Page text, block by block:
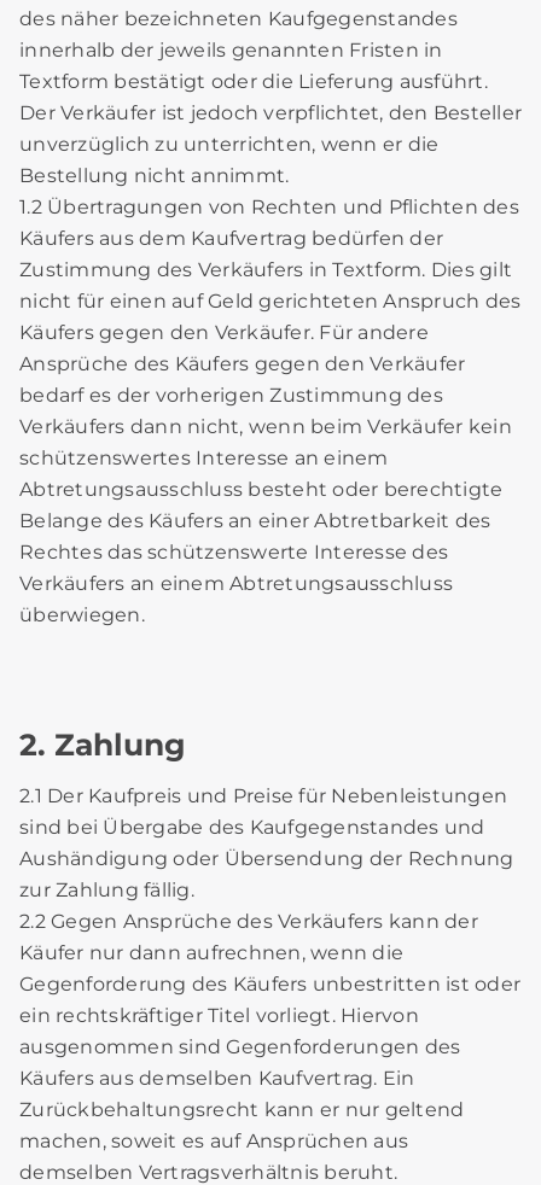
des näher bezeichneten Kaufgegenstandes
innerhalb der jeweils genannten Fristen in
Textform bestätigt oder die Lieferung ausführt.
Der Verkäufer ist jedoch verpflichtet, den Besteller
unverzüglich zu unterrichten, wenn er die
Bestellung nicht annimmt.
1.2 Übertragungen von Rechten und Pflichten des
Käufers aus dem Kaufvertrag bedürfen der
Zustimmung des Verkäufers in Textform. Dies gilt
nicht für einen auf Geld gerichteten Anspruch des
Käufers gegen den Verkäufer. Für andere
Ansprüche des Käufers gegen den Verkäufer
bedarf es der vorherigen Zustimmung des
Verkäufers dann nicht, wenn beim Verkäufer kein
schützenswertes Interesse an einem
Abtretungsausschluss besteht oder berechtigte
Belange des Käufers an einer Abtretbarkeit des
Rechtes das schützenswerte Interesse des
Verkäufers an einem Abtretungsausschluss
überwiegen.
2. Zahlung
2.1 Der Kaufpreis und Preise für Nebenleistungen
sind bei Übergabe des Kaufgegenstandes und
Aushändigung oder Übersendung der Rechnung
zur Zahlung fällig.
2.2 Gegen Ansprüche des Verkäufers kann der
Käufer nur dann aufrechnen, wenn die
Gegenforderung des Käufers unbestritten ist oder
ein rechtskräftiger Titel vorliegt. Hiervon
ausgenommen sind Gegenforderungen des
Käufers aus demselben Kaufvertrag. Ein
Zurückbehaltungsrecht kann er nur geltend
machen, soweit es auf Ansprüchen aus
demselben Vertragsverhältnis beruht.